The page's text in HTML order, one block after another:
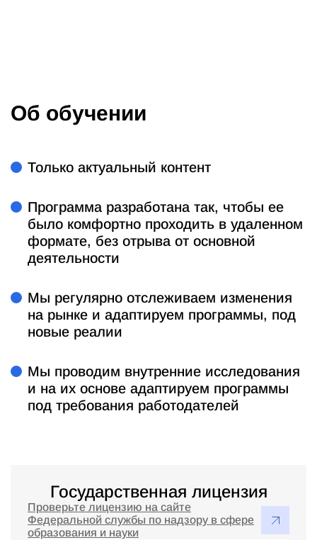
Об обучении
Только актуальный контент
Программа разработана так, чтобы ее
было комфортно проходить в удаленном
формате, без отрыва от основной
деятельности
Мы регулярно отслеживаем изменения
на рынке и адаптируем программы, под
новые реалии
Мы проводим внутренние исследования
и на их основе адаптируем программы
под требования работодателей
Государственная лицензия
Проверьте лицензию на сайте
Федеральной службы по надзору в сфере
образования и науки